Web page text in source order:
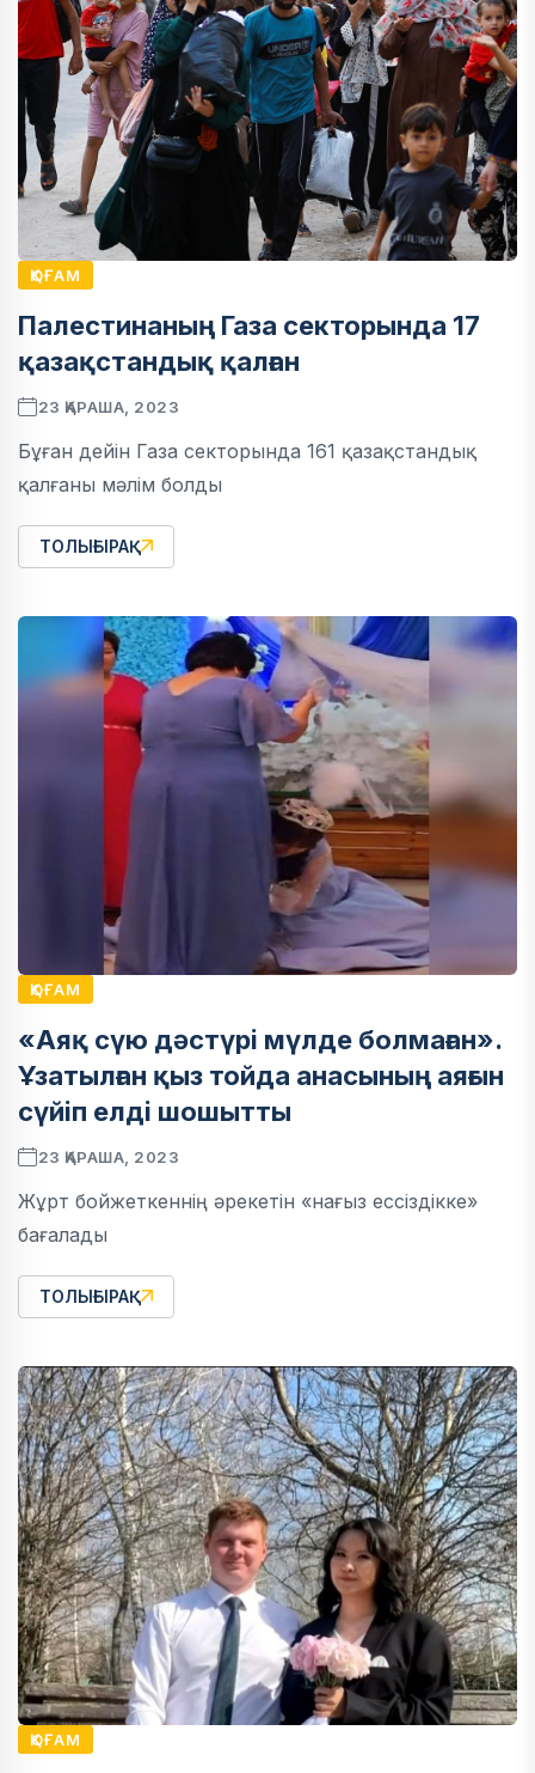
ҚОҒАМ
Палестинаның Газа секторында 17
қазақстандық қалған
23 ҚАРАША, 2023
Бұған дейін Газа секторында 161 қазақстандық
қалғаны мәлім болды
ТОЛЫҒЫРАҚ
ҚОҒАМ
«Аяқ сүю дәстүрі мүлде болмаған».
Ұзатылған қыз тойда анасының аяғын
сүйіп елді шошытты
23 ҚАРАША, 2023
Жұрт бойжеткеннің әрекетін «нағыз ессіздікке»
бағалады
ТОЛЫҒЫРАҚ
ҚОҒАМ